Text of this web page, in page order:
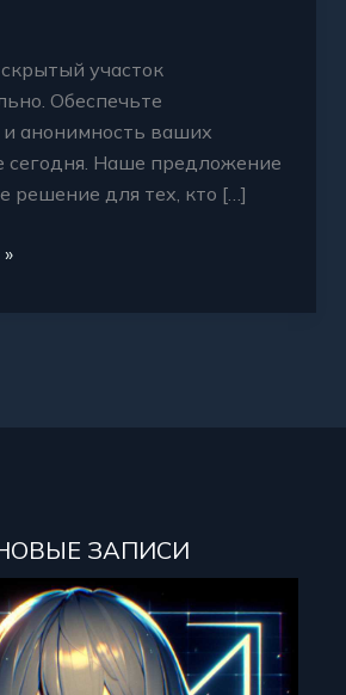
участок
Обеспечьте
и анонимность ваших
сегодня. Наше предложение
решение для тех, кто […]
ЗАПИСИ